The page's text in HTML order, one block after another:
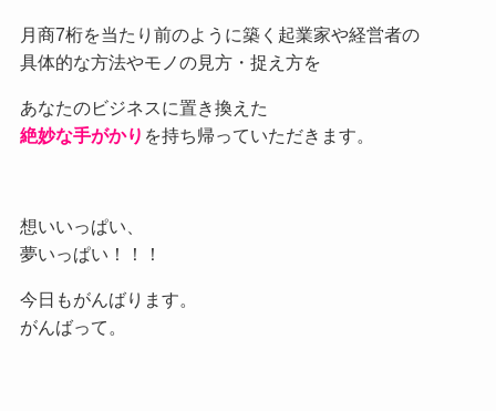
月商7桁を当たり前のように築く起業家や経営者の
具体的な方法やモノの見方・捉え方を
あなたのビジネスに置き換えた
絶妙な手がかり を持ち帰っていただきます。
想いいっぱい、
夢いっぱい！！！
今日もがんばります。
がんばって。